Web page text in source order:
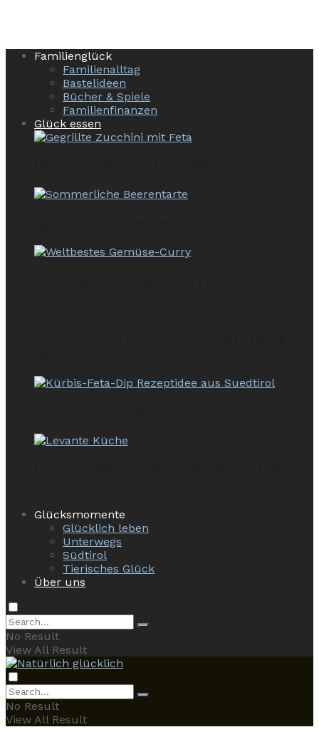
Familienglück
Familienalltag
Bastelideen
Bücher & Spiele
Familienfinanzen
Glück essen
Glücksmomente
Glücklich leben
Unterwegs
Südtirol
Tierisches Glück
Über uns
No Result
View All Result
No Result
View All Result